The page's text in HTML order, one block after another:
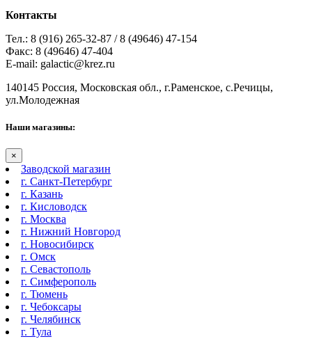
Контакты
Тел.: 8 (916) 265-32-87 / 8 (49646) 47-154
Факс: 8 (49646) 47-404
E-mail: galactic@krez.ru
140145 Россия, Московская обл., г.Раменское, с.Речицы,
ул.Молодежная
Наши магазины:
×
Заводской магазин
г. Санкт-Петербург
г. Казань
г. Кисловодск
г. Москва
г. Нижний Новгород
г. Новосибирск
г. Омск
г. Севастополь
г. Симферополь
г. Тюмень
г. Чебоксары
г. Челябинск
г. Тула